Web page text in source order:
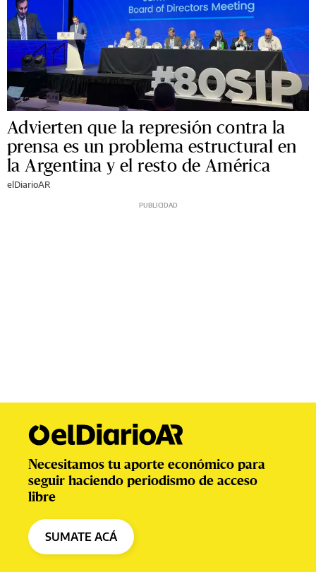
Advierten que la represión contra la
prensa es un problema estructural en
la Argentina y el resto de América
elDiarioAR
Necesitamos tu aporte económico para
seguir haciendo periodismo de acceso
libre
SUMATE ACÁ